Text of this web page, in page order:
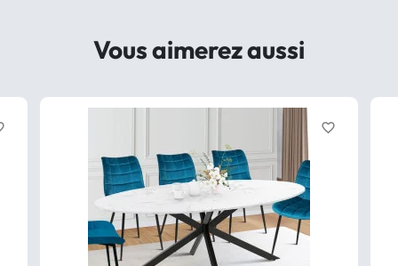
Vous aimerez aussi
favorite_border